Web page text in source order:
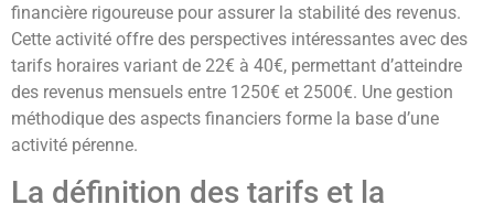
financière rigoureuse pour assurer la stabilité des revenus.
Cette activité offre des perspectives intéressantes avec des
tarifs horaires variant de 22€ à 40€, permettant d’atteindre
des revenus mensuels entre 1250€ et 2500€. Une gestion
méthodique des aspects financiers forme la base d’une
activité pérenne.
La définition des tarifs et la